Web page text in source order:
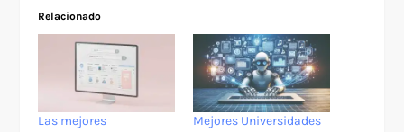
Relacionado
Las mejores
Mejores Universidades